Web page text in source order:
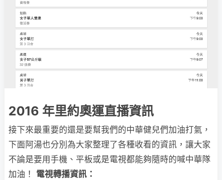
2016 年里約奧運直播資訊
接下來最重要的還是要幫我們的中華健兒們加油打氣，
下面阿湯也分別為大家整理了各種收看的資訊，讓大家
不論是要用手機、平板或是電視都能夠隨時的喊中華隊
加油！ 電視轉播資訊：